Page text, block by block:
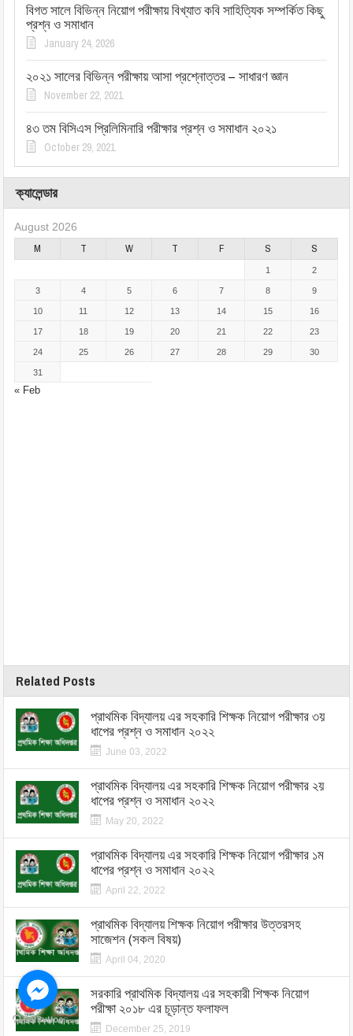
বিগত সালে বিভিন্ন নিয়োগ পরীক্ষায় বিখ্যাত কবি সাহিত্যিক সম্পর্কিত কিছু
প্রশ্ন ও সমাধান
January 24, 2026
২০২১ সালের বিভিন্ন পরীক্ষায় আসা প্রশ্নোত্তর – সাধারণ জ্ঞান
November 22, 2021
৪৩ তম বিসিএস প্রিলিমিনারি পরীক্ষার প্রশ্ন ও সমাধান ২০২১
October 29, 2021
ক্যালেন্ডার
August 2026
M T W T F S S
« Feb
1 2
3 4 5 6 7 8 9
10 11 12 13 14 15 16
17 18 19 20 21 22 23
24 25 26 27 28 29 30
31
Related Posts
প্রাথমিক বিদ্যালয় এর সহকারি শিক্ষক নিয়োগ পরীক্ষার ৩য়
ধাপের প্রশ্ন ও সমাধান ২০২২
June 03, 2022
প্রাথমিক বিদ্যালয় এর সহকারি শিক্ষক নিয়োগ পরীক্ষার ২য়
ধাপের প্রশ্ন ও সমাধান ২০২২
May 20, 2022
প্রাথমিক বিদ্যালয় এর সহকারি শিক্ষক নিয়োগ পরীক্ষার ১ম
ধাপের প্রশ্ন ও সমাধান ২০২২
April 22, 2022
প্রাথমিক বিদ্যালয় শিক্ষক নিয়োগ পরীক্ষার উত্তরসহ
সাজেশন (সকল বিষয়)
April 04, 2020
সরকারি প্রাথমিক বিদ্যালয় এর সহকারী শিক্ষক নিয়োগ
পরীক্ষা ২০১৮ এর চূড়ান্ত ফলাফল
December 25, 2019